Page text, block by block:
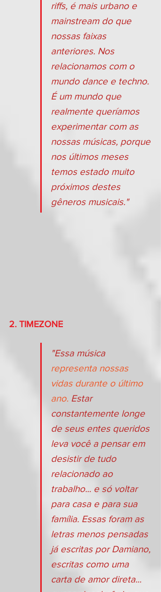
riffs, é mais urbano e
mainstream do que
nossas faixas
anteriores. Nos
relacionamos com o
mundo dance e techno.
É um mundo que
realmente queríamos
experimentar com as
nossas músicas, porque
nos últimos meses
temos estado muito
próximos destes
gêneros musicais."
2. TIMEZONE
"Essa música
representa nossas
vidas durante o último
ano. Estar
constantemente longe
de seus entes queridos
leva você a pensar em
desistir de tudo
relacionado ao
trabalho... e só voltar
para casa e para sua
família. Essas foram as
letras menos pensadas
já escritas por Damiano,
escritas como uma
carta de amor direta...